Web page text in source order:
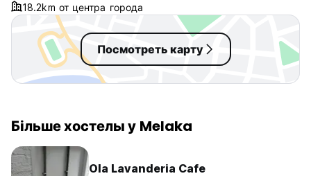
18.2km от центра города
Посмотреть карту
Більше хостелы у Melaka
Ola Lavanderia Cafe